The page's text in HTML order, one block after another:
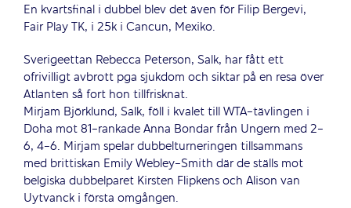
En kvartsfinal i dubbel blev det även för Filip Bergevi,
Fair Play TK, i 25k i Cancun, Mexiko.
Sverigeettan Rebecca Peterson, Salk, har fått ett
ofrivilligt avbrott pga sjukdom och siktar på en resa över
Atlanten så fort hon tillfrisknat.
Mirjam Björklund, Salk, föll i kvalet till WTA-tävlingen i
Doha mot 81-rankade Anna Bondar från Ungern med 2-
6, 4-6. Mirjam spelar dubbelturneringen tillsammans
med brittiskan Emily Webley-Smith där de ställs mot
belgiska dubbelparet Kirsten Flipkens och Alison van
Uytvanck i första omgången.